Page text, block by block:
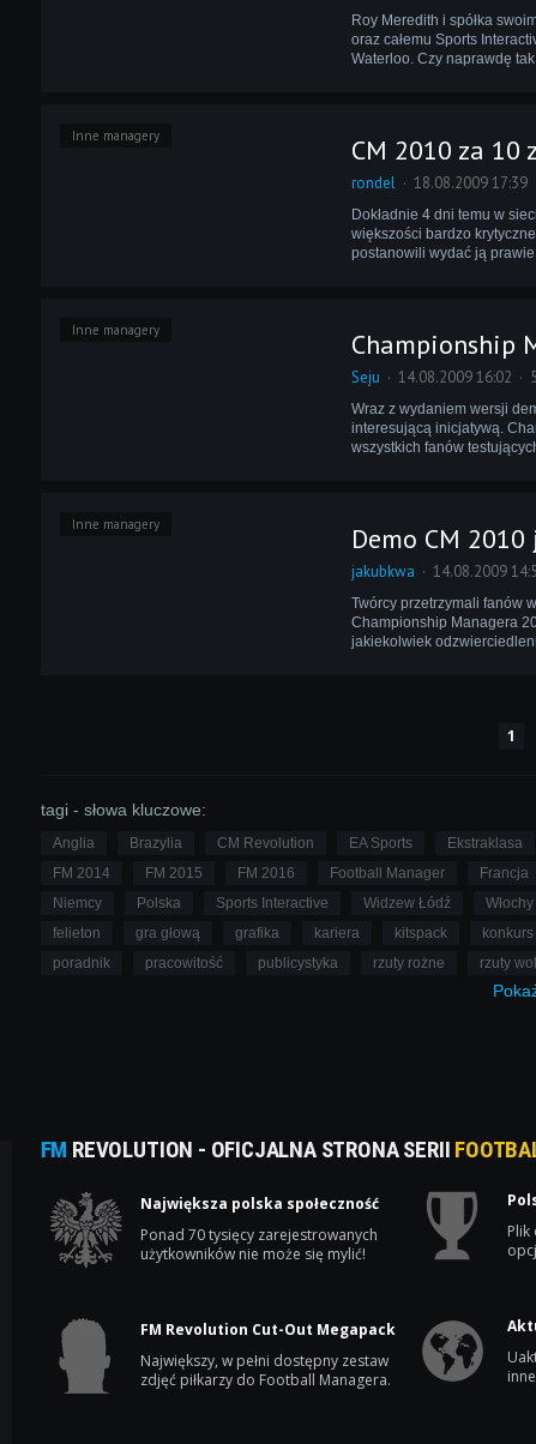
Roy Meredith i spółka
oraz całemu Sports
Waterloo. Czy naprawdę
Inne managery CM 2010 za 10
rondel 18.08.2009 17:39
Dokładnie 4 dni temu w
większości bardzo
postanowili wydać ją prawie
Inne managery Championship
Seju 14.08.2009 16:02
Wraz z wydaniem wersji
interesującą inicjatywą.
wszystkich fanów
Inne managery Demo CM
jakubkwa 14.08.2009
Twórcy przetrzymali fanów
Championship Managera
jakiekolwiek
1
tagi - słowa kluczowe:
Anglia Brazylia CM Revolution EA Sports Ekstraklasa
FM 2014
FM 2015 FM 2016 Football Manager Francja
Niemcy
Polska Sports Interactive Widzew Łódź Włochy
felieton
gra głową grafika kariera kitspack konkurs
poradnik
pracowitość publicystyka rzuty rożne rzuty
FM REVOLUTION - OFICJALNA STRONA SERII
Największa polska społeczność
Ponad 70 tysięcy zarejestrowanych
użytkowników nie może się mylić!
FM Revolution Cut-Out Megapack
Największy, w pełni dostępny zestaw
zdjęć piłkarzy do Football Managera.